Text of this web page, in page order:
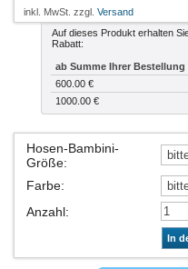
inkl. MwSt. zzgl. Versand
Auf dieses Produkt erhalten
Rabatt:
ab Summe Ihrer Bestellung
600.00 €
1000.00 €
Hosen-Bambini-
Größe:
Farbe:
Anzahl:
In